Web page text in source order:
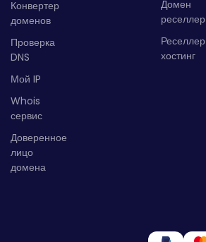
Конвертер
доменов
Проверка
DNS
Мой IP
Whois
сервис
Доверенное
лицо
домена
Домен
реселлер
Реселлер
хостинг